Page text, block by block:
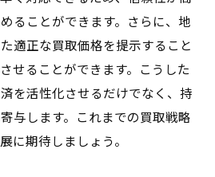
ることができます。さらに、地
適正な買取価格を提示すること
せることができます。こうした
を活性化させるだけでなく、持
与します。これまでの買取戦略
に期待しましょう。